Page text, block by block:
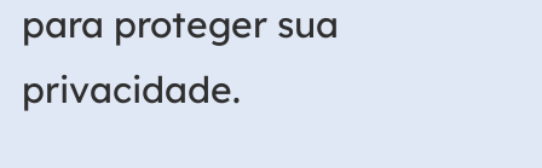
para proteger sua
privacidade.